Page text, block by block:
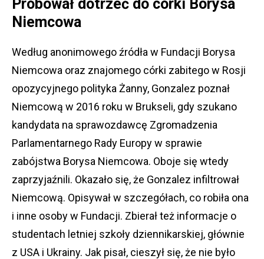
Próbował dotrzeć do córki Borysa
Niemcowa
Według anonimowego źródła w Fundacji Borysa
Niemcowa oraz znajomego córki zabitego w Rosji
opozycyjnego polityka Żanny, Gonzalez poznał
Niemcową w 2016 roku w Brukseli, gdy szukano
kandydata na sprawozdawcę Zgromadzenia
Parlamentarnego Rady Europy w sprawie
zabójstwa Borysa Niemcowa. Oboje się wtedy
zaprzyjaźnili. Okazało się, że Gonzalez infiltrował
Niemcową. Opisywał w szczegółach, co robiła ona
i inne osoby w Fundacji. Zbierał też informacje o
studentach letniej szkoły dziennikarskiej, głównie
z USA i Ukrainy. Jak pisał, cieszył się, że nie było